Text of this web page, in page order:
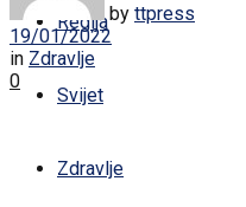
Regija
Svijet
Zdravlje
by ttpress
19/01/2022
in Zdravlje
0